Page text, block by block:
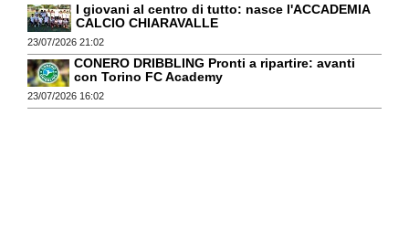
I giovani al centro di tutto: nasce l'ACCADEMIA
CALCIO CHIARAVALLE
23/07/2026 21:02
CONERO DRIBBLING Pronti a ripartire: avanti
con Torino FC Academy
23/07/2026 16:02